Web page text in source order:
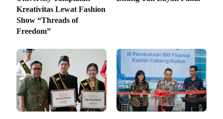
Kreativitas Lewat Fashion
Show “Threads of
Freedom”